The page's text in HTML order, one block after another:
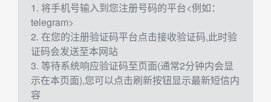
1. 将手机号输入到您注册号码的平台<例如：
telegram>
2. 在您的注册验证码平台点击接收验证码,此时验
证码会发送至本网站
3. 等待系统响应验证码至页面(通常2分钟内会显
示在本页面),您可以点击刷新按钮显示最新短信内
容